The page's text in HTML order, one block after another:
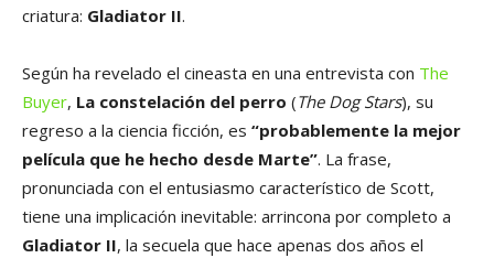
criatura: Gladiator II.
Según ha revelado el cineasta en una entrevista con The
Buyer, La constelación del perro (The Dog Stars), su
regreso a la ciencia ficción, es “probablemente la mejor
película que he hecho desde Marte”. La frase,
pronunciada con el entusiasmo característico de Scott,
tiene una implicación inevitable: arrincona por completo a
Gladiator II, la secuela que hace apenas dos años el